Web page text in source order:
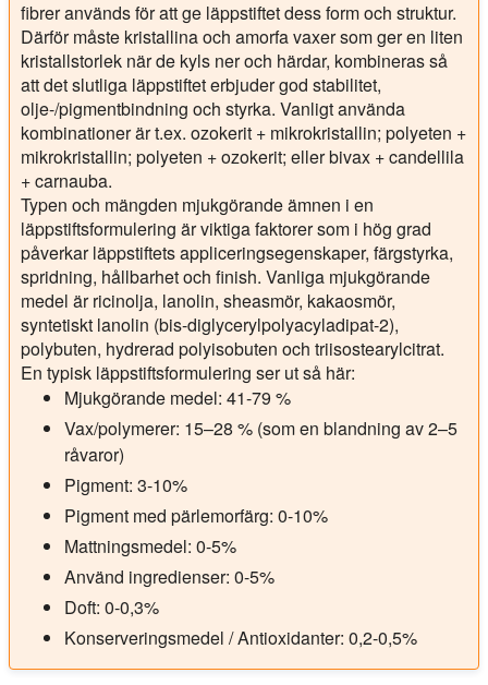
fibrer används för att ge läppstiftet dess form och struktur.
Därför måste kristallina och amorfa vaxer som ger en liten
kristallstorlek när de kyls ner och härdar, kombineras så
att det slutliga läppstiftet erbjuder god stabilitet,
olje-/pigmentbindning och styrka. Vanligt använda
kombinationer är t.ex. ozokerit + mikrokristallin; polyeten +
mikrokristallin; polyeten + ozokerit; eller bivax + candellila
+ carnauba.
Typen och mängden mjukgörande ämnen i en
läppstiftsformulering är viktiga faktorer som i hög grad
påverkar läppstiftets appliceringsegenskaper, färgstyrka,
spridning, hållbarhet och finish. Vanliga mjukgörande
medel är ricinolja, lanolin, sheasmör, kakaosmör,
syntetiskt lanolin (bis-diglycerylpolyacyladipat-2),
polybuten, hydrerad polyisobuten och triisostearylcitrat.
En typisk läppstiftsformulering ser ut så här:
Mjukgörande medel: 41-79 %
Vax/polymerer: 15–28 % (som en blandning av 2–5
råvaror)
Pigment: 3-10%
Pigment med pärlemorfärg: 0-10%
Mattningsmedel: 0-5%
Använd ingredienser: 0-5%
Doft: 0-0,3%
Konserveringsmedel / Antioxidanter: 0,2-0,5%